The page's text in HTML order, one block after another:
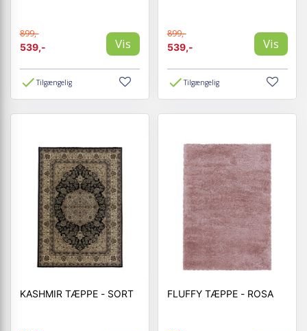
899,-
539,-
Vis
Tilgængelig
899,-
539,-
Vis
Tilgængelig
KASHMIR TÆPPE - SORT FLUFFY TÆPPE - ROSA